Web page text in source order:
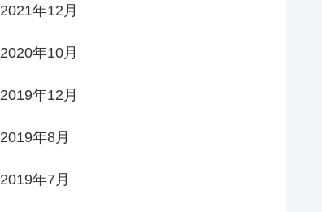
2021年12月
2020年10月
2019年12月
2019年8月
2019年7月